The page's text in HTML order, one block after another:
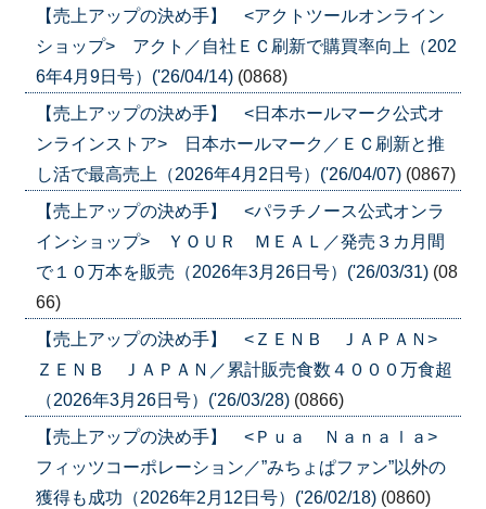
【売上アップの決め手】 <アクトツールオンライン
ショップ> アクト／自社ＥＣ刷新で購買率向上（202
6年4月9日号）('26/04/14) (0868)
【売上アップの決め手】 <日本ホールマーク公式オ
ンラインストア> 日本ホールマーク／ＥＣ刷新と推
し活で最高売上（2026年4月2日号）('26/04/07) (0867)
【売上アップの決め手】 <パラチノース公式オンラ
インショップ> ＹＯＵＲ ＭＥＡＬ／発売３カ月間
で１０万本を販売（2026年3月26日号）('26/03/31) (08
66)
【売上アップの決め手】 <ＺＥＮＢ ＪＡＰＡＮ>
ＺＥＮＢ ＪＡＰＡＮ／累計販売食数４０００万食超
（2026年3月26日号）('26/03/28) (0866)
【売上アップの決め手】 <Ｐｕａ Ｎａｎａｌａ>
フィッツコーポレーション／”みちょぱファン”以外の
獲得も成功（2026年2月12日号）('26/02/18) (0860)